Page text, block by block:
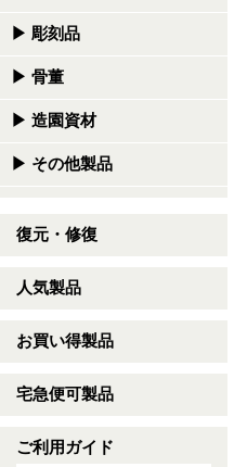
▶ 彫刻品
▶ 骨董
▶ 造園資材
▶ その他製品
復元・修復
人気製品
お買い得製品
宅急便可製品
ご利用ガイド